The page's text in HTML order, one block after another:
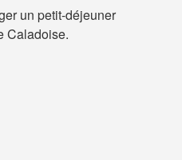
un petit-déjeuner
Caladoise.